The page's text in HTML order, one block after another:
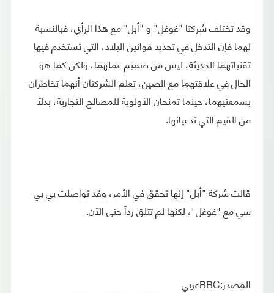
وقد تختلف شركتا "غوغل" و "أبل" مع هذا الرأي، فبالنسبة
لهما فإن التدخل في تحديد قوانين البلاد، التي تستخدم فيها
تقنياتهما الحديثة، ليس من صميم عملهما، ولكن كما هو
الحال في علاقتهما مع الصين، تعلم الشركتان أنهما تخاطران
بسمعتيهما، حينما تمنحان الأولوية للمصالح التجارية، بدلاً
من القيم التي تدعيانها.
قالت شركة "أبل" إنها تحقق في الأمر، وقد تواصلت بي بي
سي مع "غوغل"، لكنها لم تتلق رداً حتى الآن.
المصدر:BBCعربي